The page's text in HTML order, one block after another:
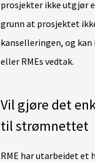
prosjekter ikke utgjør
grunn at prosjektet
kanselleringen, og
eller RMEs vedtak.
Vil gjøre det
til strømnettet
RME har utarbeidet